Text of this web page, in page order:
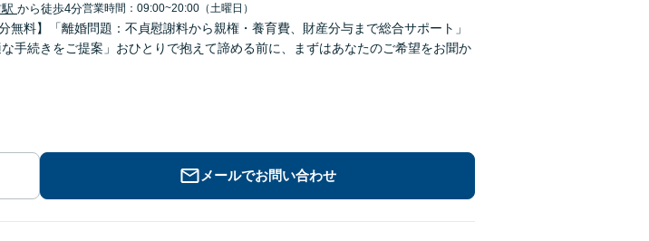
から徒歩4分営業時間：09:00~20:00（土曜日）
無料】「離婚問題：不貞慰謝料から親権・養育費、財産分与まで総合サポート」
手続きをご提案」おひとりで抱えて諦める前に、まずはあなたのご希望をお聞か
メールでお問い合わせ